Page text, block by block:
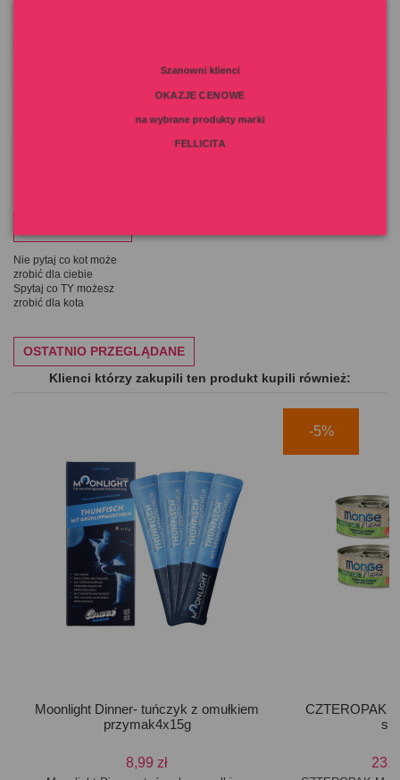
Zwierzęciu należy zapewnić stały dostęp do świeżej wody.
Nie pytaj co kot może
zrobić dla ciebie
Spytaj co TY możesz
zrobić dla kota
OSTATNIO PRZEGLĄDANE
Klienci którzy zakupili ten produkt kupili również:
Moonlight Dinner- tuńczyk z omułkiem
przymak4x15g
8,99 zł
-5%
CZTEROPAK
Szanowni klienci
OKAZJE CENOWE
na wybrane produkty marki
FELLICITA